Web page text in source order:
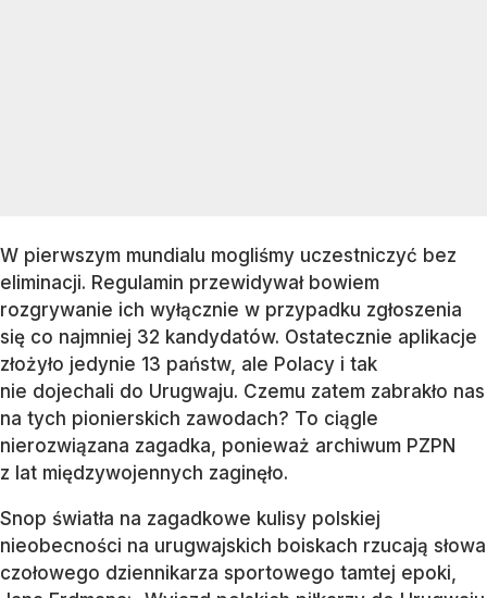
W pierwszym mundialu mogliśmy uczestniczyć bez
eliminacji. Regulamin przewidywał bowiem
rozgrywanie ich wyłącznie w przypadku zgłoszenia
się co najmniej 32 kandydatów. Ostatecznie aplikacje
złożyło jedynie 13 państw, ale Polacy i tak
nie dojechali do Urugwaju. Czemu zatem zabrakło nas
na tych pionierskich zawodach? To ciągle
nierozwiązana zagadka, ponieważ archiwum PZPN
z lat międzywojennych zaginęło.
Snop światła na zagadkowe kulisy polskiej
nieobecności na urugwajskich boiskach rzucają słowa
czołowego dziennikarza sportowego tamtej epoki,